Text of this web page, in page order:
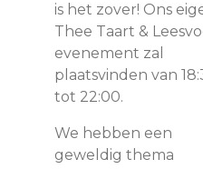
is het zover! Ons
Thee Taart &
evenement zal
plaatsvinden van
tot 22:00.
We hebben een
geweldig thema